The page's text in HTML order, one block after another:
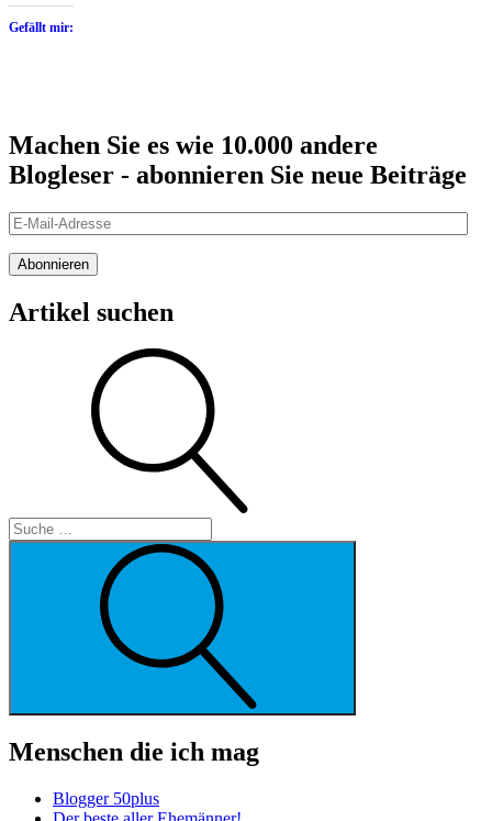
Gefällt mir:
Machen Sie es wie 10.000 andere
Blogleser - abonnieren Sie neue Beiträge
E-
Mail-
Adresse
Abonnieren
Artikel suchen
Menschen die ich mag
Blogger 50plus